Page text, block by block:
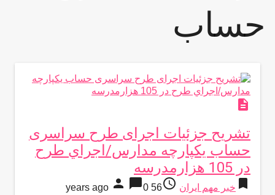
حساب
description
تشریح جزئیات اجرای طرح سراسری
حساب یکپارچه مدارس/اجراي طرح
در 105 هزارمدرسه
bookmark خبر مهم ایران access_time
56 years ago
person chat_bubble0